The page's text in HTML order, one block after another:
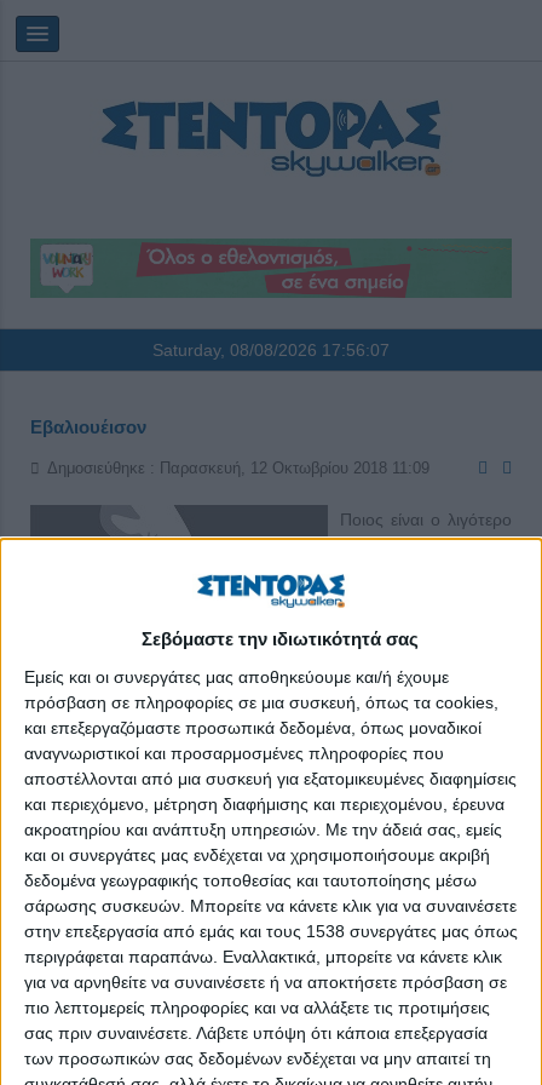
Σεβόμαστε την ιδιωτικότητά σας
Εμείς και οι συνεργάτες μας αποθηκεύουμε και/ή έχουμε
πρόσβαση σε πληροφορίες σε μια συσκευή, όπως τα cookies,
και επεξεργαζόμαστε προσωπικά δεδομένα, όπως μοναδικοί
αναγνωριστικοί και προσαρμοσμένες πληροφορίες που
αποστέλλονται από μια συσκευή για εξατομικευμένες διαφημίσεις
και περιεχόμενο, μέτρηση διαφήμισης και περιεχομένου, έρευνα
ακροατηρίου και ανάπτυξη υπηρεσιών. Με την άδειά σας, εμείς
και οι συνεργάτες μας ενδέχεται να χρησιμοποιήσουμε ακριβή
δεδομένα γεωγραφικής τοποθεσίας και ταυτοποίησης μέσω
σάρωσης συσκευών. Μπορείτε να κάνετε κλικ για να συναινέσετε
στην επεξεργασία από εμάς και τους 1538 συνεργάτες μας όπως
περιγράφεται παραπάνω. Εναλλακτικά, μπορείτε να κάνετε κλικ
για να αρνηθείτε να συναινέσετε ή να αποκτήσετε πρόσβαση σε
πιο λεπτομερείς πληροφορίες και να αλλάξετε τις προτιμήσεις
σας πριν συναινέσετε. Λάβετε υπόψη ότι κάποια επεξεργασία
των προσωπικών σας δεδομένων ενδέχεται να μην απαιτεί τη
Saturday, 08/08/2026 17:56:07
Εβαλιουέισον
Δημοσιεύθηκε : Παρασκευή, 12 Οκτωβρίου 2018 11:09
Ποιος είναι ο λιγότερο
αξιολογήσεις έναν
πολιτικό;
Ο αντικειμενικός:
είπε;»
Ο αστικός: «Είναι
όμως από μεγάλο
τζάκι».
Ο συγκαταβατικός:
«Έλα μωρέ, τι
παραπάνω θα έκανε
από τους άλλους;»
Ο ραγιάδικος: «Τέτοιοι
που ήμαστε, τέτοιοι μας πρέπουν».
Ο προτεσταντικός: «Είχε καλές προθέσεις».
Ο ελληναράδικος: «Εμένα δεν με πείραξε».
Ο διαπλεκόμενος: «Εμένα με βόλεψε».
Ο αδιάφορος: «Ποιος είναι αυτός;»